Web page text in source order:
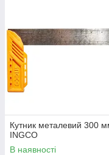
Кутник металевий 300
INGCO
В наявності